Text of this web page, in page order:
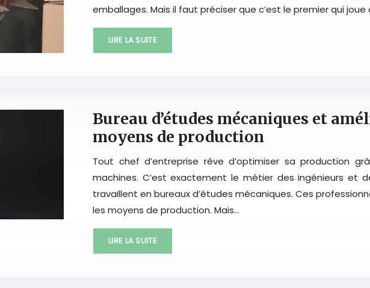
emballages. Mais il faut préciser que c’est le premier qui joue
LIRE LA SUITE
Bureau d’études mécaniques et
moyens de production
Tout chef d’entreprise rêve d’optimiser sa production
machines. C’est exactement le métier des ingénieurs et
travaillent en bureaux d’études mécaniques. Ces
les moyens de production. Mais…
LIRE LA SUITE